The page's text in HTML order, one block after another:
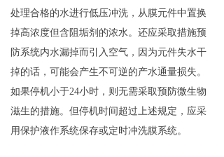
处理合格的水进行低压冲洗，从膜元件中置换
掉高浓度但含阻垢剂的浓水。还应采取措施预
防系统内水漏掉而引入空气，因为元件失水干
掉的话，可能会产生不可逆的产水通量损失。
如果停机小于24小时，则无需采取预防微生物
滋生的措施。但停机时间超过上述规定，应采
用保护液作系统保存或定时冲洗膜系统。